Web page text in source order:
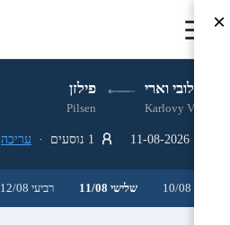
קרלובי וארי פילזן
Karlovy Vary
Pilsen
עריכה
שלישי 11/08 רביעי 12/08
×